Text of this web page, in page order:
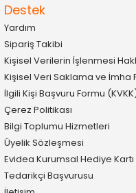
Destek
Yardım
Sipariş Takibi
Kişisel Verilerin İşlenmesi
Kişisel Veri Saklama ve İmha
İlgili Kişi Başvuru Formu
Çerez Politikası
Bilgi Toplumu Hizmetleri
Üyelik Sözleşmesi
Evidea Kurumsal Hediye Kartı
Tedarikçi Başvurusu